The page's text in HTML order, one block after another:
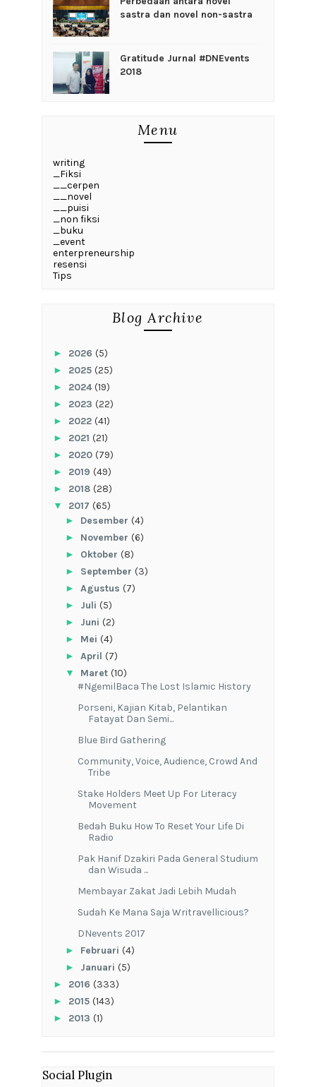
sastra dan novel non-sastra
Gratitude Jurnal #DNEvents
2018
Menu
writing
_Fiksi
__cerpen
__novel
__puisi
_non fiksi
_buku
_event
enterpreneurship
resensi
Tips
Blog Archive
► 2026 (5)
► 2025 (25)
► 2024(19)
► 2023 (22)
► 2022 (41)
► 2021 (21)
► 2020 (79)
► 2019 (49)
► 2018 (28)
▼ 2017 (65)
► Desember (4)
► November (6)
► Oktober (8)
► September (3)
► Agustus (7)
► Juli (5)
► Juni (2)
► Mei (4)
► April (7)
▼ Maret (10)
#NgemilBaca The Lost Islamic History
Porseni, Kajian Kitab, Pelantikan
Fatayat Dan Semi...
Blue Bird Gathering
Community, Voice, Audience, Crowd And
Tribe
Stake Holders Meet Up For Literacy
Movement
Bedah Buku How To Reset Your Life Di
Radio
Pak Hanif Dzakiri Pada General Studium
dan Wisuda ...
Membayar Zakat Jadi Lebih Mudah
Sudah Ke Mana Saja Writravellicious?
DNevents 2017
► Februari (4)
► Januari (5)
► 2016 (333)
► 2015 (143)
► 2013 (1)
Social Plugin